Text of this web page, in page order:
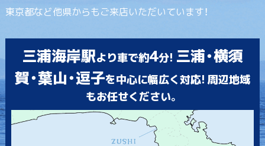
東京都など他県からもご来店いただいています！
三浦海岸駅より車で約4分! 三浦・横須
賀・葉山・逗子を中心に幅広く対応! 周辺地域
もお任せください。